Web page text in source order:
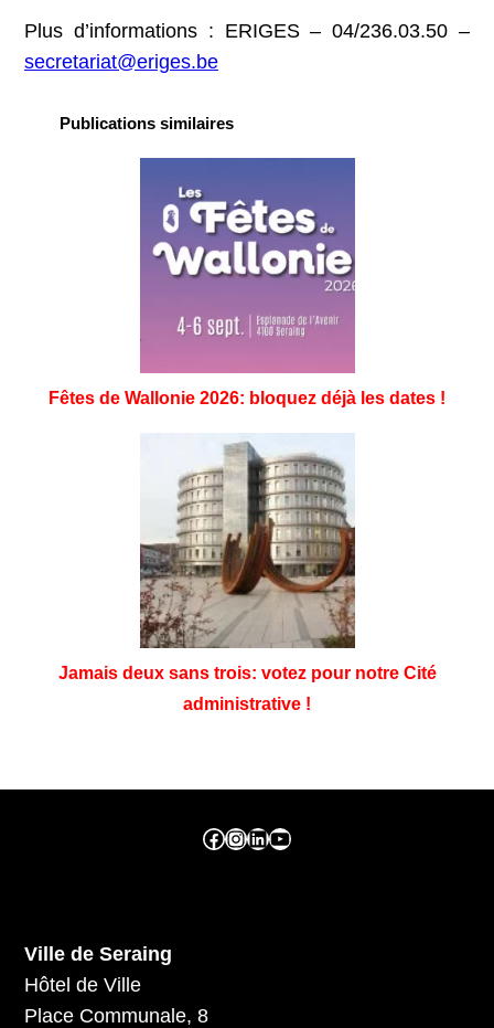
Plus d’informations : ERIGES – 04/236.03.50 –
secretariat@eriges.be
Publications similaires
Fêtes de Wallonie 2026: bloquez déjà les dates !
Jamais deux sans trois: votez pour notre Cité
administrative !
Facebook ville de seraing Instragram ville de seraing linkedin – ville de seraing YouTube
Ville de Seraing
Hôtel de Ville
Place Communale, 8